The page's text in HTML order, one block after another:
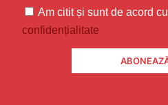
Am citit și sunt de acord cu
confidențialitate